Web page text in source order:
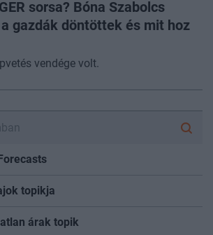
sorsa? Bóna Szabolcs
gazdák döntöttek és mit hoz
vendége volt.
topikja
árak topik